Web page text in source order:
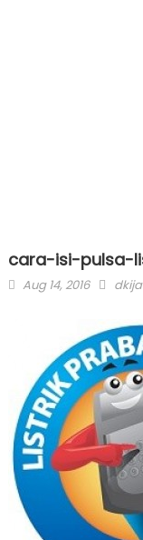
cara-isi-pulsa-
Posted
Aug 14, 2016